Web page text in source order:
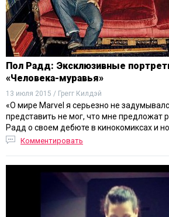
Пол Радд: Эксклюзивные
«Человека-муравья»
13 июля 2015 / Грегг Килдэй
«О мире Marvel я серьезно не
представить не мог, что мне предложат
Радд о своем дебюте в кинокомиксах и
Комментировать